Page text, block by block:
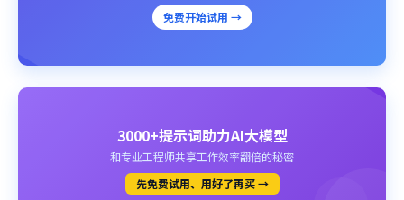
免费开始试用 →
3000+提示词助力AI大模型
和专业工程师共享工作效率翻倍的秘密
先免费试用、用好了再买 →